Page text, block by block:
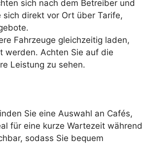
sich nach dem Betreiber und
direkt vor Ort über Tarife,
Fahrzeuge gleichzeitig laden,
werden. Achten Sie auf die
Leistung zu sehen.
Sie eine Auswahl an Cafés,
für eine kurze Wartezeit während
sodass Sie bequem